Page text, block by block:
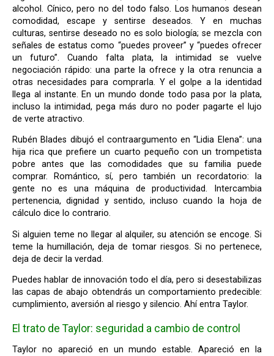
alcohol. Cínico, pero no del todo falso. Los humanos desean
comodidad, escape y sentirse deseados. Y en muchas
culturas, sentirse deseado no es solo biología; se mezcla con
señales de estatus como “puedes proveer” y “puedes ofrecer
un futuro”. Cuando falta plata, la intimidad se vuelve
negociación rápido: una parte la ofrece y la otra renuncia a
otras necesidades para comprarla. Y el golpe a la identidad
llega al instante. En un mundo donde todo pasa por la plata,
incluso la intimidad, pega más duro no poder pagarte el lujo
de verte atractivo.
Rubén Blades dibujó el contraargumento en “Lidia Elena”: una
hija rica que prefiere un cuarto pequeño con un trompetista
pobre antes que las comodidades que su familia puede
comprar. Romántico, sí, pero también un recordatorio: la
gente no es una máquina de productividad. Intercambia
pertenencia, dignidad y sentido, incluso cuando la hoja de
cálculo dice lo contrario.
Si alguien teme no llegar al alquiler, su atención se encoge. Si
teme la humillación, deja de tomar riesgos. Si no pertenece,
deja de decir la verdad.
Puedes hablar de innovación todo el día, pero si desestabilizas
las capas de abajo obtendrás un comportamiento predecible:
cumplimiento, aversión al riesgo y silencio. Ahí entra Taylor.
El trato de Taylor: seguridad a cambio de control
Taylor no apareció en un mundo estable. Apareció en la